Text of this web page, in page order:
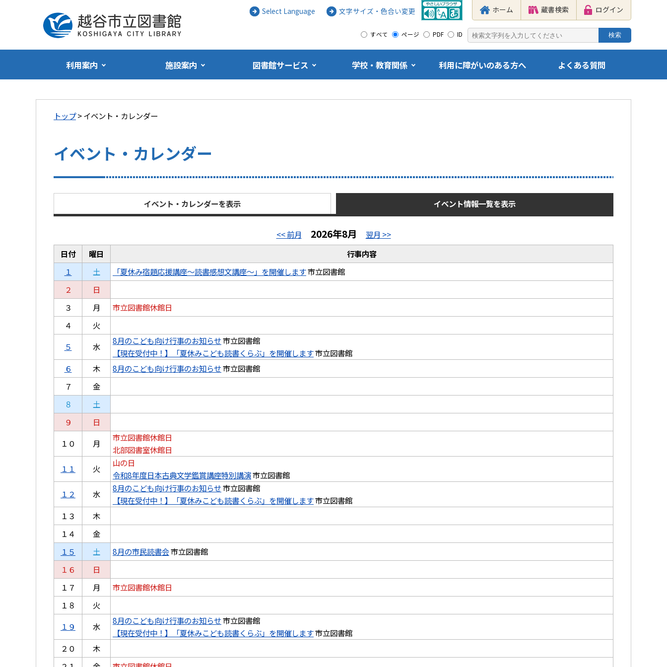
Select Language 文字サイズ・色合い変更 ホーム 蔵書検索 ログイン
すべて ページ PDF ID
利用案内 施設案内 図書館サービス 学校・教育関係 利用に障がいのある方へ よくある質問
トップ> イベント・カレンダー
イベント・カレンダー
イベント・カレンダーを表示 イベント情報一覧を表示
<< 前月 2026年8月
翌月 >>
日付
曜日
行事内容
１
土 「夏休み宿題応援講座～読書感想文講座～」を開催します市立図書館
２
日
３
月
市立図書館休館日
４
火
５
水
8月のこども向け行事のお知らせ市立図書館
【現在受付中！】「夏休みこども読書くらぶ」を開催します市立図書館
６
木 8月のこども向け行事のお知らせ市立図書館
７
金
８
土
９
日
１０
月
市立図書館休館日
北部図書室休館日
１１
火
山の日
令和8年度日本古典文学鑑賞講座特別講演市立図書館
１２
水
8月のこども向け行事のお知らせ市立図書館
【現在受付中！】「夏休みこども読書くらぶ」を開催します市立図書館
１３
木
１４
金
１５
土 8月の市民読書会市立図書館
１６
日
１７
月
市立図書館休館日
１８
火
１９
水
8月のこども向け行事のお知らせ市立図書館
【現在受付中！】「夏休みこども読書くらぶ」を開催します市立図書館
２０
木